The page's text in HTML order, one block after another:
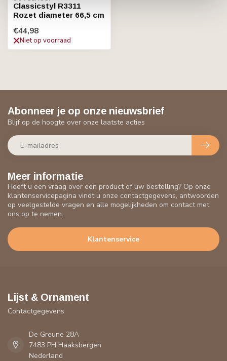
Classicstyl R3311
Rozet diameter 66,5 cm
€44,98
Niet op voorraad
Meer informatie
Heeft u een vraag over een product of uw bestelling? Op onze
klantenservicepagina vindt u onze contactgegevens, antwoorden
op veelgestelde vragen en alle mogelijkheden om contact met
ons op te nemen.
Klantenservice
Abonneer je op onze nieuwsbrief
Blijf op de hoogte over onze laatste acties
Lijst & Ornament
Contactgegevens
De Greune 28A
7483 PH Haaksbergen
Nederland